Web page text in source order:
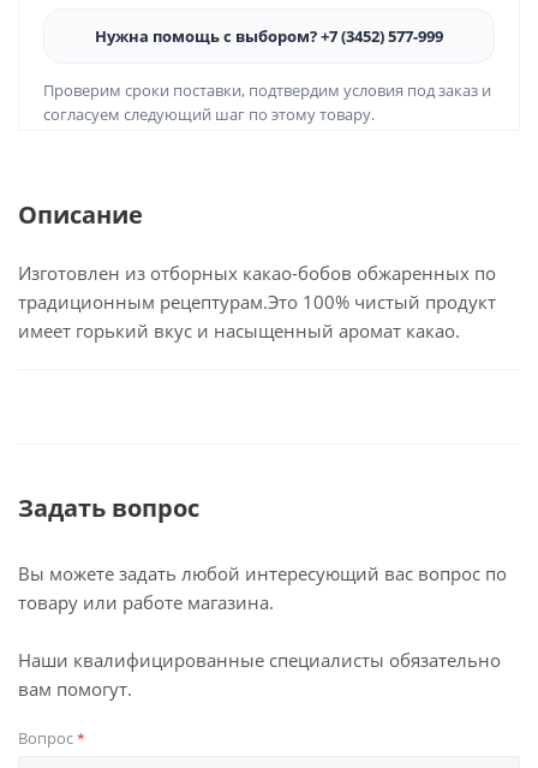
Нужна помощь с выбором? +7 (3452) 577-999
Проверим сроки поставки, подтвердим условия под заказ и
согласуем следующий шаг по этому товару.
Описание
Изготовлен из отборных какао-бобов обжаренных по
традиционным рецептурам.Это 100% чистый продукт
имеет горький вкус и насыщенный аромат какао.
Задать вопрос
Вы можете задать любой интересующий вас вопрос по
товару или работе магазина.
Наши квалифицированные специалисты обязательно
вам помогут.
Вопрос*